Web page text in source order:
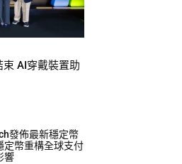
束 AI穿戴裝置助
發佈最新穩定幣
定幣重構全球支付
響